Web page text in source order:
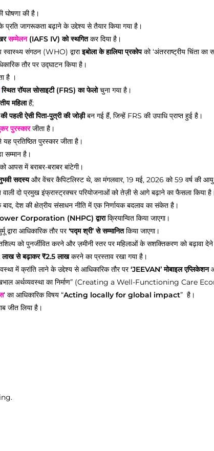
घोषणा की है।
जागरूकता बढ़ाने के उद्देश्य से तैयार किया गया है।
सम्मेलन(IAFS IV) को स्थगितकर दिया है।
स्वास्थ्य संगठन (WHO) द्वाराइबोला के हालिया प्रकोपको ‘अंतरराष्ट्रीय चिंता का
तौर पर उद्घाटन किया है।
है ।
स्थित रॉयल सोसाइटी (FRS) का फेलोचुना गया है।
महिलाहैं;
पहली ऐसी पिता-पुत्री की जोड़ीबन गई हैं, जिन्हें FRS की उपाधि प्राप्त हुई है।
पुरस्कारजीता है।
प्रतिष्ठित पुरस्कार जीता है।
सम्मान है।
आपस में बराबर-बराबर बांटेगी।
सदस्यऔर वेंचर कैपिटलिस्ट थे, का मंगलवार, 19 मई, 2026 को 59 वर्ष की आयु
दो प्रमुख इंफ्रास्ट्रक्चर परियोजनाओं को तेज़ी से आगे बढ़ाने का फैसला किया
देश की क्षेत्रीय संसाधन नीति में एक निर्णायक बदलाव का संकेत है।
Corporation (NHPC) द्वाराक्रियान्वित किया जाएगा।
द्वारा आधिकारिक तौर पर‘पद्म श्री’ से सम्मानितकिया जाएगा।
को पुनर्जीवित करने और ज़मीनी स्तर पर महिलाओं के सशक्तिकरण को बढ़ावा
लाख से बढ़ाकर ₹2.5 लाखकरने का प्रस्ताव रखा गया है।
में क्रांति लाने के उद्देश्य से आधिकारिक तौर पर‘JEEVAN’ मोबाइल एप्लिकेशन
अर्थव्यवस्था का निर्माण” (Creating a Well-Functioning Care
‘ का आधिकारिक विषय “Acting locally for global impact” है।
जीत लिया है।